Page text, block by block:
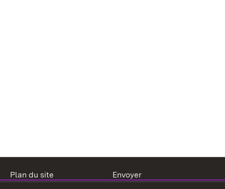
Plan du site
Envoyer